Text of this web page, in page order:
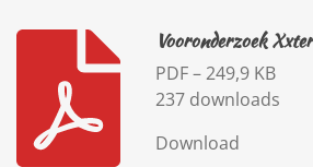
Vooronderzoek Xxter
PDF – 249,9 KB
237 downloads
Download